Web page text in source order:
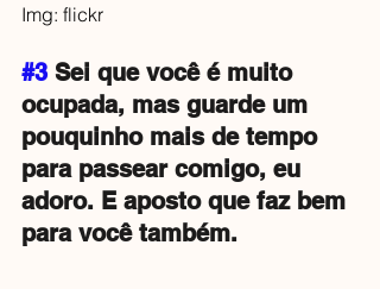
Img: flickr
#3 Sei que você é muito
ocupada, mas guarde um
pouquinho mais de tempo
para passear comigo, eu
adoro. E aposto que faz bem
para você também.